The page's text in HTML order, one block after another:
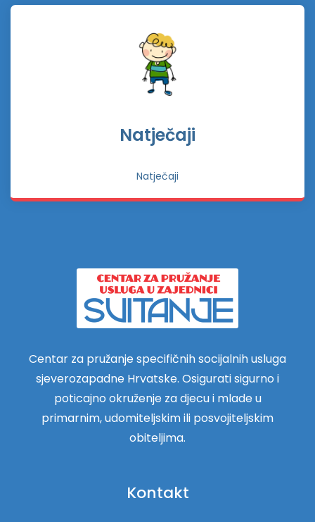
Natječaji
Natječaji
Centar za pružanje specifičnih socijalnih usluga
sjeverozapadne Hrvatske. Osigurati sigurno i
poticajno okruženje za djecu i mlade u
primarnim, udomiteljskim ili posvojiteljskim
obiteljima.
Kontakt